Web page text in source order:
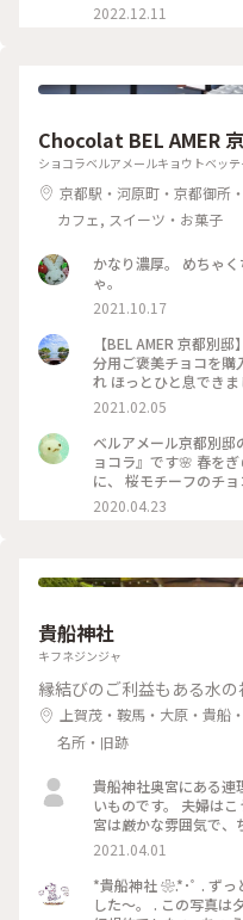
金沢 #私のことりっぷ
2022.12.11
Chocolat BEL AMER
ショコラベルアメールキョウトベッテ
京都駅・河原町・京都御所
カフェ, スイーツ・お菓子
かなり濃厚。 めちゃ
ゃ。
2021.10.17
【BEL AMER 京都別邸】さん🍫 バレンタイ
分用ご褒美チョコを購
れ ほっとひと息できました😍 左側のスティッ
ャラメルやルビーチョ
抹茶や宮崎県産日向夏 愛媛県
言っても たくさんの味を楽しめる✨
とても可愛いので ご
にもおすすめの詰め合わせです♡ #ほっ
2021.02.05
ベルアメール京都別邸
ョコラ』です🌸 春をぎゅっと四角く固めたようなボックス
に、 桜モチーフのチョコレ
良いですが、丸いかた
ます。 右から ・桜ブラン・桜ノワール・桜ルビー・桜ミル
香りのミルクチョコや
桜 #桜スイーツ #和ス
やげ #おみやげ
2020.04.23
貴船神社
キフネジンジャ
縁結びのご利益もある水の
上賀茂・鞍馬・大原・貴船
名所・旧跡
貴船神社奥宮にある連
いものです。 夫婦は
宮は厳かな雰囲気で、
で行かれたら、是非行
2021.04.01
*貴船神社 ❀.*･ﾟ . ずっ
した～。 . この写真は